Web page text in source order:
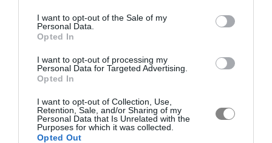
I want to opt-out of the Sale of my
Personal Data.
Opted In
I want to opt-out of processing my
Personal Data for Targeted Advertising.
Opted In
I want to opt-out of Collection, Use,
Retention, Sale, and/or Sharing of my
Personal Data that Is Unrelated with the
Purposes for which it was collected.
Opted Out